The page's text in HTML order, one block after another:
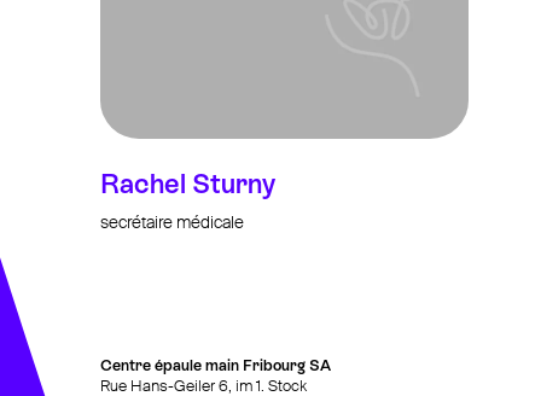
Rachel Sturny
secrétaire médicale
Centre épaule main Fribourg SA
Rue Hans-Geiler 6, im 1. Stock